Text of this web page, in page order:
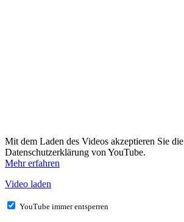
Mit dem Laden des Videos akzeptieren Sie die
Datenschutzerklärung von YouTube.
Mehr erfahren
Video laden
YouTube immer entsperren